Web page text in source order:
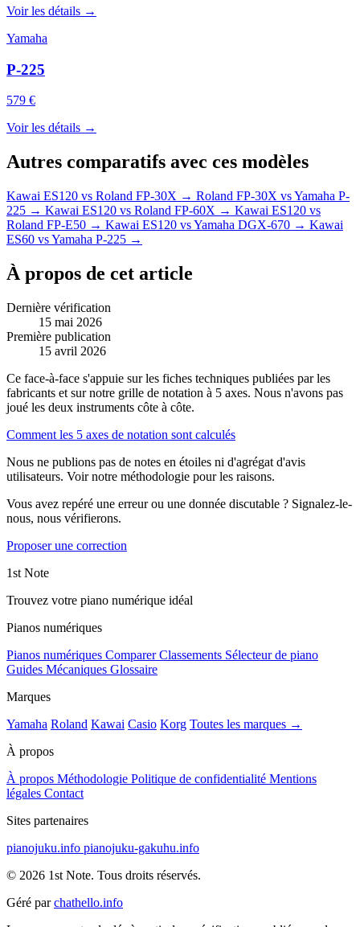
Voir les détails →
Yamaha
P-225
579 €
Voir les détails →
Autres comparatifs avec ces modèles
Kawai ES120 vs Roland FP-30X → Roland FP-30X vsYamaha P-
225 → Kawai ES120 vs Roland FP-60X → Kawai ES120 vs
Roland FP-E50 → Kawai ES120 vsYamaha DGX-670 → Kawai
ES60 vsYamaha P-225 →
À propos de cet article
Dernière vérification
15 mai 2026
Première publication
15 avril 2026
Ce face-à-face s'appuie sur les fiches techniques publiées par les
fabricants et sur notre grille de notation à 5 axes. Nous n'avons pas
joué les deux instruments côte à côte.
Comment les 5 axes de notation sont calculés
Nous ne publions pas de notes en étoiles ni d'agrégat d'avis
utilisateurs. Voir notre méthodologie pour les raisons.
Vous avez repéré une erreur ou une donnée discutable ? Signalez-le-
nous, nous vérifierons.
Proposer une correction
1st Note
Trouvez votre piano numérique idéal
Pianos numériques
Pianos numériques ComparerClassements Sélecteur de piano
Guides Mécaniques Glossaire
Marques
Yamaha Roland Kawai Casio Korg Toutes les marques →
À propos
À propos Méthodologie Politique de confidentialité Mentions
légales Contact
Sites partenaires
pianojuku.info pianojuku-gakuhu.info
© 2026 1st Note. Tous droits réservés.
Géré parchathello.info